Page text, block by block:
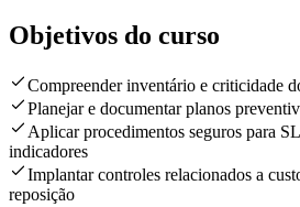
Objetivos do curso
Compreender inventário e criticidade
Planejar e documentar planos
Aplicar procedimentos seguros para
indicadores
Implantar controles relacionados a
reposição